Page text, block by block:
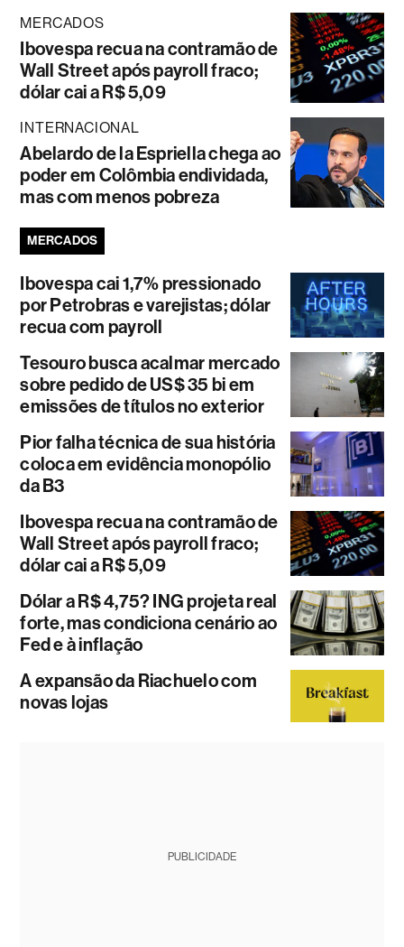
MERCADOS
Ibovespa recua na contramão de
Wall Street após payroll fraco;
dólar cai a R$ 5,09
INTERNACIONAL
Abelardo de la Espriella chega ao
poder em Colômbia endividada,
mas com menos pobreza
MERCADOS
Ibovespa cai 1,7% pressionado
por Petrobras e varejistas; dólar
recua com payroll
Tesouro busca acalmar mercado
sobre pedido de US$ 35 bi em
emissões de títulos no exterior
Pior falha técnica de sua história
coloca em evidência monopólio
da B3
Ibovespa recua na contramão de
Wall Street após payroll fraco;
dólar cai a R$ 5,09
Dólar a R$ 4,75? ING projeta real
forte, mas condiciona cenário ao
Fed e à inflação
A expansão da Riachuelo com
novas lojas
PUBLICIDADE